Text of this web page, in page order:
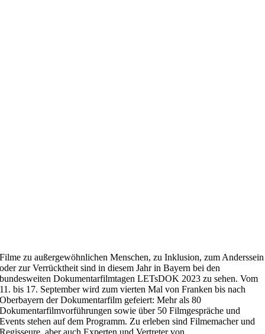
Filme zu außergewöhnlichen Menschen, zu Inklusion, zum Anderssein
oder zur Verrücktheit sind in diesem Jahr in Bayern bei den
bundesweiten Dokumentarfilmtagen LETsDOK 2023 zu sehen. Vom
11. bis 17. September wird zum vierten Mal von Franken bis nach
Oberbayern der Dokumentarfilm gefeiert: Mehr als 80
Dokumentarfilmvorführungen sowie über 50 Filmgespräche und
Events stehen auf dem Programm. Zu erleben sind Filmemacher und
Regisseure, aber auch Experten und Vertreter von